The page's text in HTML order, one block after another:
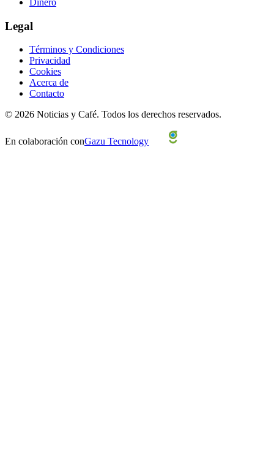
Legal
Términos y Condiciones
Privacidad
Cookies
Acerca de
Contacto
© 2026 Noticias y Café. Todos los derechos reservados.
En colaboración conGazu Tecnology